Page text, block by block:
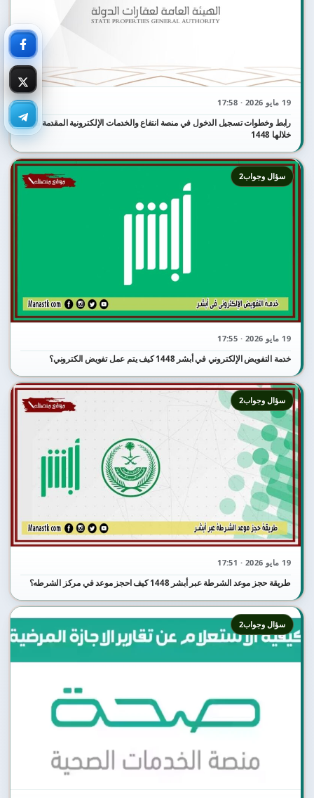
19 مايو 2026 · 17:58
رابط وخطوات تسجيل الدخول في منصة انتفاع والخدمات الإلكترونية المقدمة من
خلالها 1448
19 مايو 2026 · 17:55
خدمة التفويض الإلكتروني في أبشر 1448 كيف يتم عمل تفويض الكتروني؟
سؤال وجواب2
19 مايو 2026 · 17:51
طريقة حجز موعد الشرطة عبر أبشر 1448 كيف احجز موعد في مركز الشرطه؟
سؤال وجواب2
سؤال وجواب2